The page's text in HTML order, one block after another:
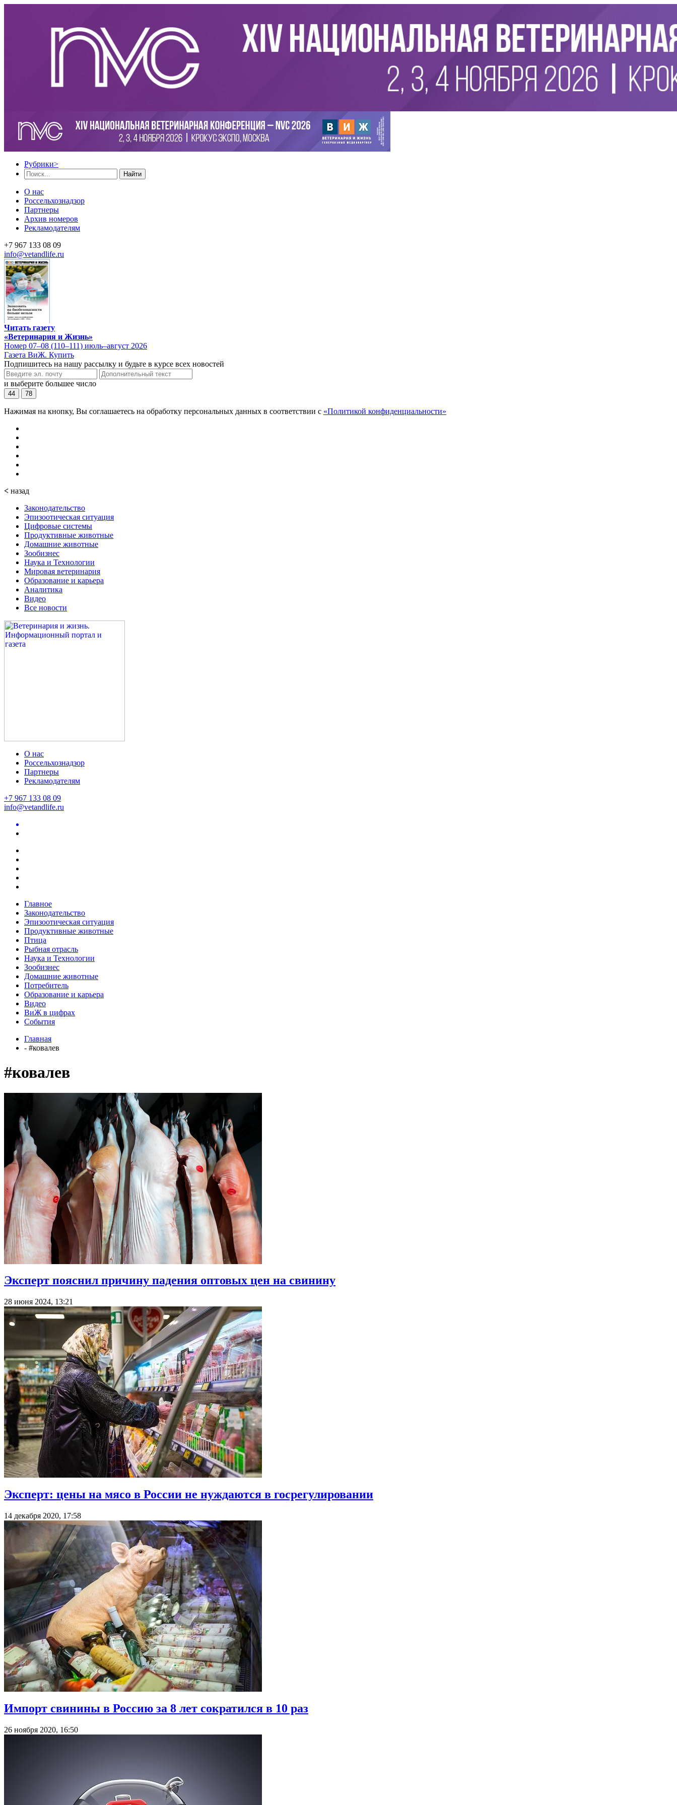
Рубрики>
Найти
О нас
Россельхознадзор
Партнеры
Архив номеров
Рекламодателям
+7 967 133 08 09
info@vetandlife.ru
Читать газету
«Ветеринария и Жизнь»
Номер 07–08 (110–111) июль–август 2026
Газета ВиЖ. Купить
Подпишитесь на нашу рассылку и будьте в курсе всех новостей
и выберите большее число
44 78
Нажимая на кнопку, Вы соглашаетесь на обработку персональных данных в соответствии с «Политикой конфиденциальности»
< назад
Законодательство
Эпизоотическая ситуация
Цифровые системы
Продуктивные животные
Домашние животные
Зообизнес
Наука и Технологии
Мировая ветеринария
Образование и карьера
Аналитика
Видео
Все новости
О нас
Россельхознадзор
Партнеры
Рекламодателям
+7 967 133 08 09
info@vetandlife.ru
Главное
Законодательство
Эпизоотическая ситуация
Продуктивные животные
Птица
Рыбная отрасль
Наука и Технологии
Зообизнес
Домашние животные
Потребитель
Образование и карьера
Видео
ВиЖ в цифрах
События
Главная
- #ковалев
#ковалев
Эксперт пояснил причину падения оптовых цен на свинину
28 июня 2024, 13:21
Эксперт: цены на мясо в России не нуждаются в госрегулировании
14 декабря 2020, 17:58
Импорт свинины в Россию за 8 лет сократился в 10 раз
26 ноября 2020, 16:50